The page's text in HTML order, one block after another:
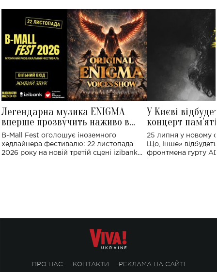
Легендарна музика ENIGMA
вперше прозвучить наживо в
Україні: де відбудеться концерт
B-Mall Fest оголошує іноземного
хедлайнера фестивалю: 22 листопада
2026 року на новій третій сцені izibank
У Києві
концерт
Клименка:
виконають
25 липня у новому
Що, Інше»
фронтмена гурту
ПРО НАС КОНТАКТИ РЕКЛАМА НА САЙТІ